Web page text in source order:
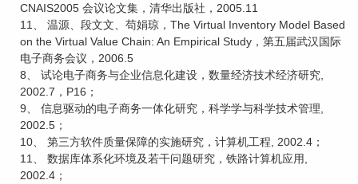
CNAIS2005 会议论文集，清华出版社，2005.11
11、 温源、段文文、苟娟琼，The Virtual Inventory Model Based
on the Virtual Value Chain: An Empirical Study，第五届武汉国际
电子商务会议，2006.5
8、 试论电子商务与企业信息化建设，数量经济技术经济研究,
2002.7，P16；
9、 信息驱动的电子商务一体化研究，科学学与科学技术管理,
2002.5；
10、 第三方软件质量保障的实施研究，计算机工程, 2002.4；
11、 数据库体系化环境及若干问题研究，铁路计算机应用,
2002.4；